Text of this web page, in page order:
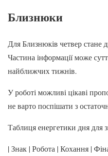
Близнюки
Для Близнюків четвер стане
Частина інформації може
найближчих тижнів.
У роботі можливі цікаві
не варто поспішати з
Таблиця енергетики дня для
| Знак | Робота | Кохання |